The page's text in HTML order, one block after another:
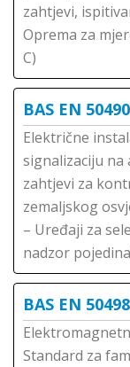
zahtjevi,
Oprema za
C)
BAS EN
Električne
signalizaciju
zahtjevi za
zemaljskog
– Uređaji za
nadzor
BAS EN
Standard za